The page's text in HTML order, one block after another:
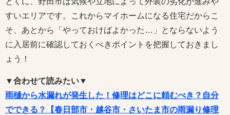
すいエリアです。これからマイホームになる住宅だからこ
そ、あとから「やっておけばよかった…」とならないよう
に入居前に確認しておくべきポイントを把握しておきまし
ょう！
▼合わせて読みたい▼
雨樋から水漏れが発生した！修理はどこに頼むべき？自分
でできる？【春日部市・越谷市・さいたま市の雨漏り修理